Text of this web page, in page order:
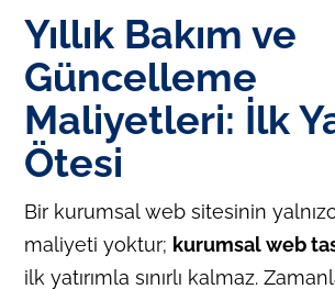
Yıllık Bakım ve
Güncelleme
Maliyetleri: İlk
Ötesi
Bir kurumsal web sitesinin
maliyeti yoktur; kurumsal web
ilk yatırımla sınırlı kalmaz.